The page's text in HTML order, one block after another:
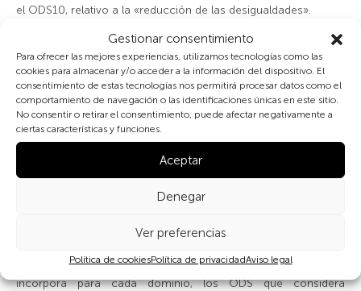
Gestionar consentimiento
Para ofrecer las mejores experiencias, utilizamos tecnologías como las
cookies para almacenar y/o acceder a la información del dispositivo. El
consentimiento de estas tecnologías nos permitirá procesar datos como el
comportamiento de navegación o las identificaciones únicas en este sitio.
No consentir o retirar el consentimiento, puede afectar negativamente a
ciertas características y funciones.
Aceptar
Denegar
Ver preferencias
Política de cookiesPolítica de privacidadAviso legal
el ODS10, relativo a la «reducción de las desigualdades».
Instituto Internacional de Ciencias Aplicadas
(IIASA,
International Institute for Applied Systems Analysis), desarrolló
una propuesta de investigación global,
TWI2050 Report:
Transformations to achieve the Sustainable Development Goals
conocida como «El mundo en 2050», destinada la
capacitación de los responsables políticos. La iniciativa
propone seis dominios de acción universal, que integran las
interrelaciones entre economía, tecnología, medio ambiente,
clima, personas y límites planetarios, y proporciona el
conocimiento necesario para diseñar las líneas de actuación
compensaciones y sinergias entre ellos. La propuesta fue
elaborado por Sachs y colaboradores, que además
incorpora para cada dominio, los ODS que considera